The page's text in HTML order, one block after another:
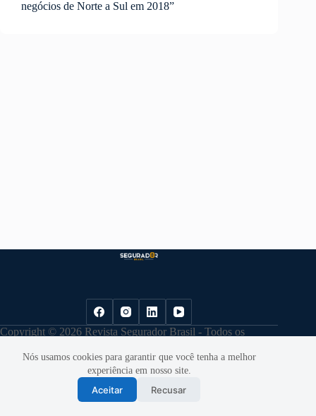
Nós usamos cookies para garantir que você tenha a melhor
experiência em nosso site.
Aceitar Recusar
negócios de Norte a Sul em 2018”
Copyright © 2026 Revista Segurador Brasil - Todos os
Desenvolvido por